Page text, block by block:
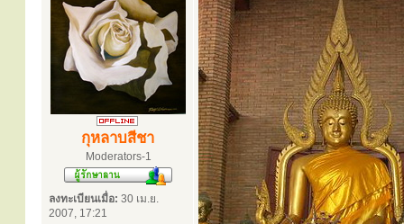
กุหลาบสีชา
Moderators-1
ลงทะเบียนเมื่อ: 30 เม.ย.
2007, 17:21